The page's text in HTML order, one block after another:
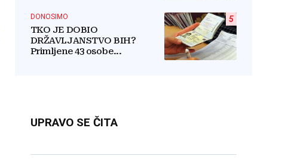
5
DONOSIMO
TKO JE DOBIO
DRŽAVLJANSTVO BIH?
Primljene 43 osobe...
UPRAVO SE ČITA